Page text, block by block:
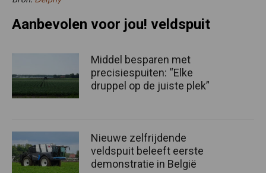
Aanbevolen voor jou! veldspuit
Middel besparen met
precisiespuiten: “Elke
druppel op de juiste plek”
Nieuwe zelfrijdende
veldspuit beleeft eerste
demonstratie in België